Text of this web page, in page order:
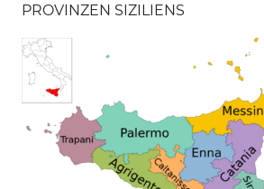
PROVINZEN SIZILIENS